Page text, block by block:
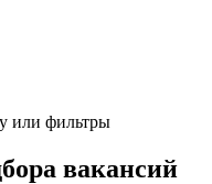
или фильтры
вакансий